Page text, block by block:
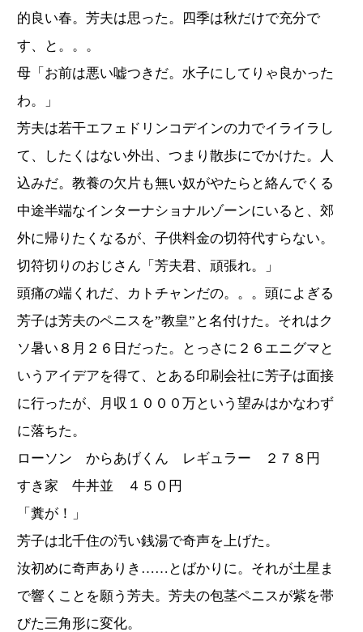
的良い春。芳夫は思った。四季は秋だけで充分で
す、と。。。
母「お前は悪い嘘つきだ。水子にしてりゃ良かった
わ。」
芳夫は若干エフェドリンコデインの力でイライラし
て、したくはない外出、つまり散歩にでかけた。人
込みだ。教養の欠片も無い奴がやたらと絡んでくる
中途半端なインターナショナルゾーンにいると、郊
外に帰りたくなるが、子供料金の切符代すらない。
切符切りのおじさん「芳夫君、頑張れ。」
頭痛の端くれだ、カトチャンだの。。。頭によぎる
芳子は芳夫のペニスを”教皇”と名付けた。それはク
ソ暑い８月２６日だった。とっさに２６エニグマと
いうアイデアを得て、とある印刷会社に芳子は面接
に行ったが、月収１０００万という望みはかなわず
に落ちた。
ローソン からあげくん レギュラー ２７８円
すき家 牛丼並 ４５０円
「糞が！」
芳子は北千住の汚い銭湯で奇声を上げた。
汝初めに奇声ありき……とばかりに。それが土星ま
で響くことを願う芳夫。芳夫の包茎ペニスが紫を帯
びた三角形に変化。